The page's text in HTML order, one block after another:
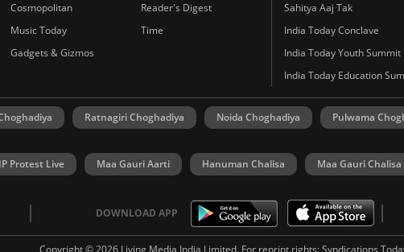
Cosmopolitan
Reader's Digest
Music Today
Time
Gadgets & Gizmos
Sahitya Aaj Tak
India Today Conclave
India Today Youth Summit
India Today Education
Ratnagiri Choghadiya Noida Choghadiya Pulwama
Protest Live Maa Gauri Aarti Hanuman Chalisa Maa Gauri Chalisa
DOWNLOAD APP
Copyright © 2026 Living Media India Limited. For reprint rights:Syndications